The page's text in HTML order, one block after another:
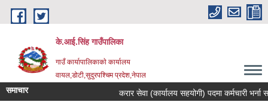
Skip to main content
के.आई.सिंह गाउँपालिका
गाउँ कार्यापालिकाकाे कार्यालय
वायल,डोटी,सुदुरपश्चिम प्रदेश,नेपाल
समाचार करार सेवा (कार्यालय सहयोगी) पदमा कर्मचारी भर्ना